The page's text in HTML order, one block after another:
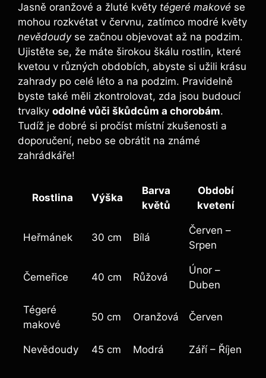
Jasně oranžové a žluté květy tégeré makové se
mohou rozkvétat v červnu, zatímco modré květy
nevědoudyse začnou objevovat až na podzim.
Ujistěte se, že máte širokou škálu rostlin, které
kvetou v různých obdobích, abyste si užili krásu
zahrady po celé léto a na podzim. Pravidelně
byste také měli zkontrolovat, zda jsou budoucí
trvalky odolné vůči škůdcům a chorobám.
Tudíž je dobré si pročíst místní zkušenosti a
doporučení, nebo se obrátit na známé
zahrádkáře!
Rostlina Výška
Barva
květů
Období
kvetení
Heřmánek 30 cm Bílá
Červen –
Srpen
Čemeřice 40 cm Růžová
Únor –
Duben
Tégeré
makové
50 cm Oranžová Červen
Nevědoudy 45 cm Modrá Září – Říjen